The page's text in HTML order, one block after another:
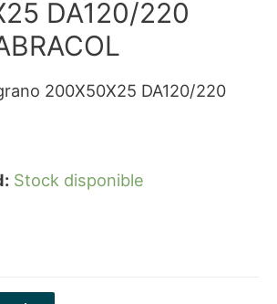
DA120/220
200X50X25 DA120/220
Stock disponible